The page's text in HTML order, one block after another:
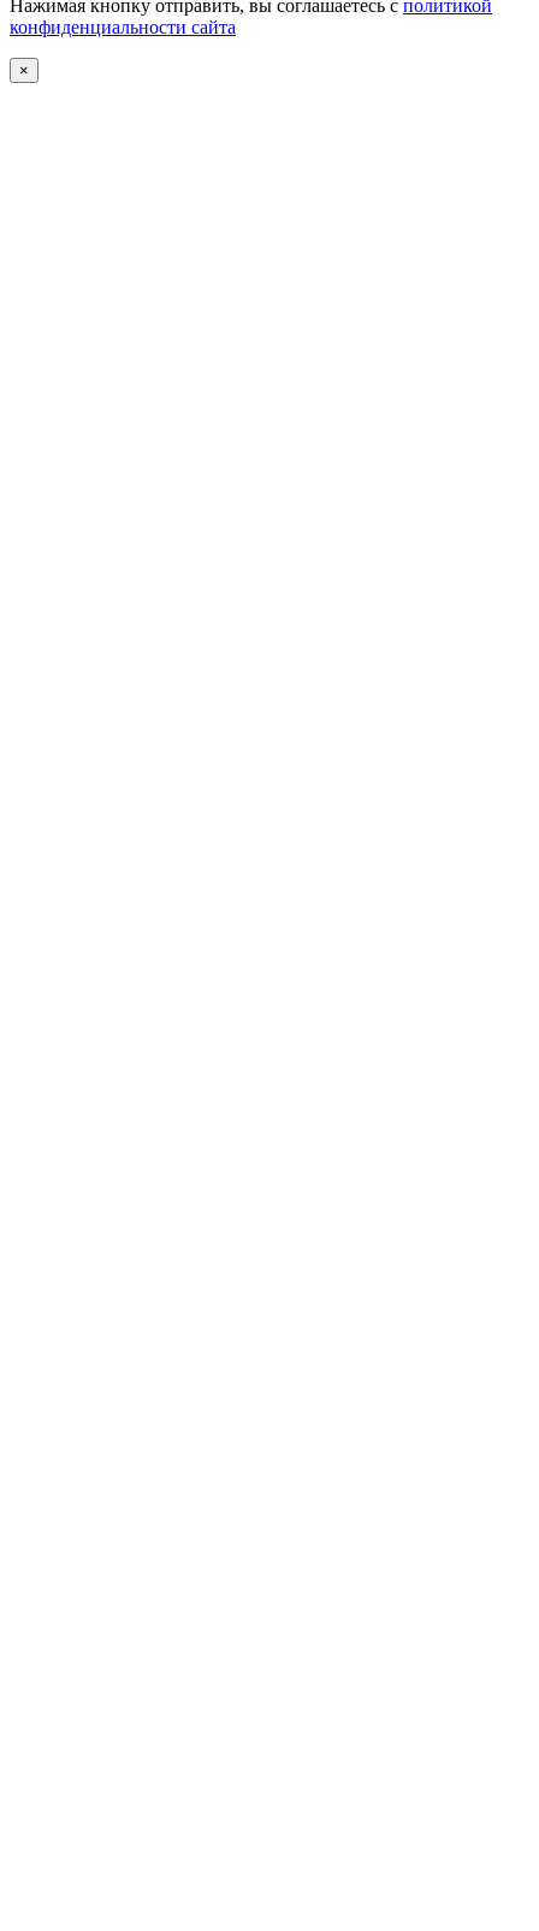
Нажимая кнопку отправить, вы соглашаетесь с политикой
конфиденциальности сайта
×